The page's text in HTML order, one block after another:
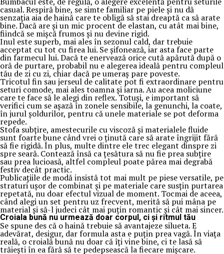
casual. Respiră bine, se simte familiar pe piele și nu dă
senzația aia de haină care te obligă să stai dreaptă ca să arate
bine. Dacă are și un mic procent de elastan, cu atât mai bine,
fiindcă se mișcă frumos și nu devine rigid.
Inul este superb, mai ales în sezonul cald, dar trebuie
acceptat cu tot cu firea lui. Se șifonează, iar asta face parte
din farmecul lui. Dacă te enervează orice cută apărută după o
oră de purtare, probabil nu e alegerea ideală pentru compleul
tău de zi cu zi, chiar dacă pe umeraș pare poveste.
Tricotul fin sau jerseul de calitate pot fi extraordinare pentru
seturi comode, mai ales toamna și iarna. Au acea moliciune
care te face să le alegi din reflex. Totuși, e important să
verifici cum se așază în zonele sensibile, la genunchi, la coate,
în jurul șoldurilor, pentru că unele materiale se pot deforma
repede.
Stofa subțire, amestecurile cu viscoză și materialele fluide
sunt foarte bune când vrei o ținută care să arate îngrijit fără
să fie rigidă. În plus, multe dintre ele trec elegant dinspre zi
spre seară. Contează însă ca țesătura să nu fie prea subțire
sau prea lucioasă, altfel compleul poate părea mai degrabă
festiv decât practic.
Publicațiile de modă insistă tot mai mult pe piese versatile, pe
straturi ușor de combinat și pe materiale care susțin purtarea
repetată, nu doar efectul vizual de moment. Tocmai de aceea,
când alegi un set pentru uz frecvent, merită să pui mâna pe
material și să-l judeci cât mai puțin romantic și cât mai sincer.
Croiala bună nu urmează doar corpul, ci și ritmul tău
Se spune des că o haină trebuie să avantajeze silueta. E
adevărat, desigur, dar formula asta e puțin prea vagă. În viața
reală, o croială bună nu doar că îți vine bine, ci te lasă să
trăiești în ea fără să te pedepsească la fiecare mișcare.